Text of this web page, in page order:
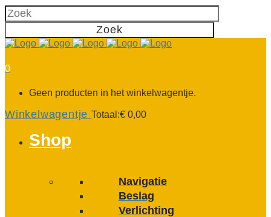
0
Geen producten in het winkelwagentje.
Winkelwagentje Totaal:€ 0,00
Shop
Navigatie
Beslag
Verlichting